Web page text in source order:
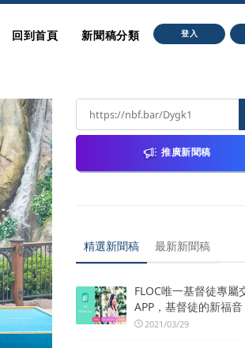
回到首頁 新聞稿分類 登入
推廣新聞稿
精選新聞稿 最新新聞稿
FLOC唯一基督徒專屬
APP，基督徒的新福音
2021/03/29